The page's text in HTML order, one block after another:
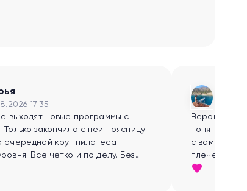
17:35
выходят новые программы с
Только закончила с ней поясницу
очередной круг пилатеса
Все четко и по делу. Без
Вероника,
понятно все
с вами
плечевой
вытянутой